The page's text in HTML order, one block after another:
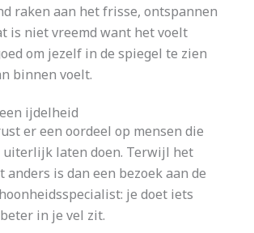
raken aan het frisse, ontspannen
is niet vreemd want het voelt
om jezelf in de spiegel te zien
binnen voelt.
ijdelheid
er een oordeel op mensen die
uiterlijk laten doen. Terwijl het
is dan een bezoek aan de
je doet iets
in je vel zit.